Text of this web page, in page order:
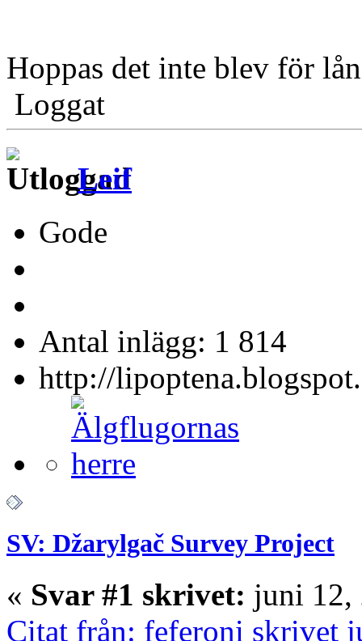
Hoppas det inte blev för
Loggat
Leif
Gode
Antal inlägg: 1 814
http://
SV: Džarylgač Survey Project
« Svar #1 skrivet: juni 12,
Citat från: feferoni skrivet